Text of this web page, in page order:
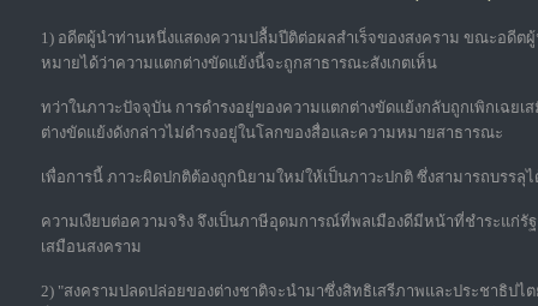
1) อดีตผู้นำท่านหนึ่งแสดงความปลื้มปีติต่อผลสำเร็จของสงคราม ขณะอดีต
หมายได้ว่าความแตกต่างขัดแย้งนี้จะถูกสาธารณะสังเกตเห็น
ทว่าในภาวะปัจจุบัน การดำรงอยู่ของความแตกต่างขัดแย้งกลับถูกเพิกเฉย
ต่างขัดแย้งดังกล่าวไม่ดำรงอยู่ในโลกของสื่อและความหมายสาธารณะ
เพื่อการนี้ ภาวะผิดปกติต้องถูกนิยามใหม่ให้เป็นภาวะปกติ ซึ่งสามารถบรรลุ
ความเงียบต่อความจริง จึงเป็นภาษีอุดมการณ์ที่พลเมืองดีมีหน้าที่ชำระแก่รั
เสมือนสงคราม
2) "สงครามปลดปล่อยของต่างชาติจะนำมาซึ่งสิทธิเสรีภาพและประชาธิป